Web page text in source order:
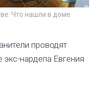
Что нашли в доме
проводят
нардепа Евгения